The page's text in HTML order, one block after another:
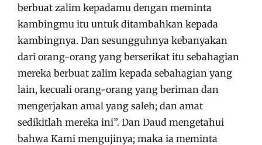
berbuat zalim kepadamu dengan meminta
kambingmu itu untuk ditambahkan kepada
kambingnya. Dan sesungguhnya kebanyakan
dari orang-orang yang berserikat itu sebahagian
mereka berbuat zalim kepada sebahagian yang
lain, kecuali orang-orang yang beriman dan
mengerjakan amal yang saleh; dan amat
sedikitlah mereka ini”. Dan Daud mengetahui
bahwa Kami mengujinya; maka ia meminta